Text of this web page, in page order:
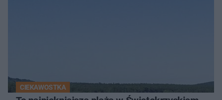
CIEKAWOSTKA